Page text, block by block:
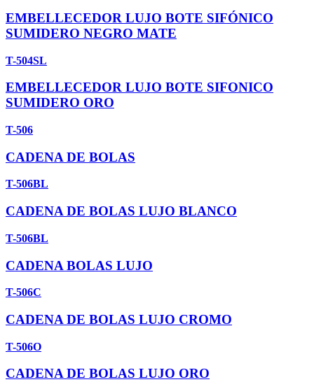
EMBELLECEDOR LUJO BOTE SIFÓNICO
SUMIDERO NEGRO MATE
T-504SL
EMBELLECEDOR LUJO BOTE SIFONICO
SUMIDERO ORO
T-506
CADENA DE BOLAS
T-506BL
CADENA DE BOLAS LUJO BLANCO
T-506BL
CADENA BOLAS LUJO
T-506C
CADENA DE BOLAS LUJO CROMO
T-506O
CADENA DE BOLAS LUJO ORO